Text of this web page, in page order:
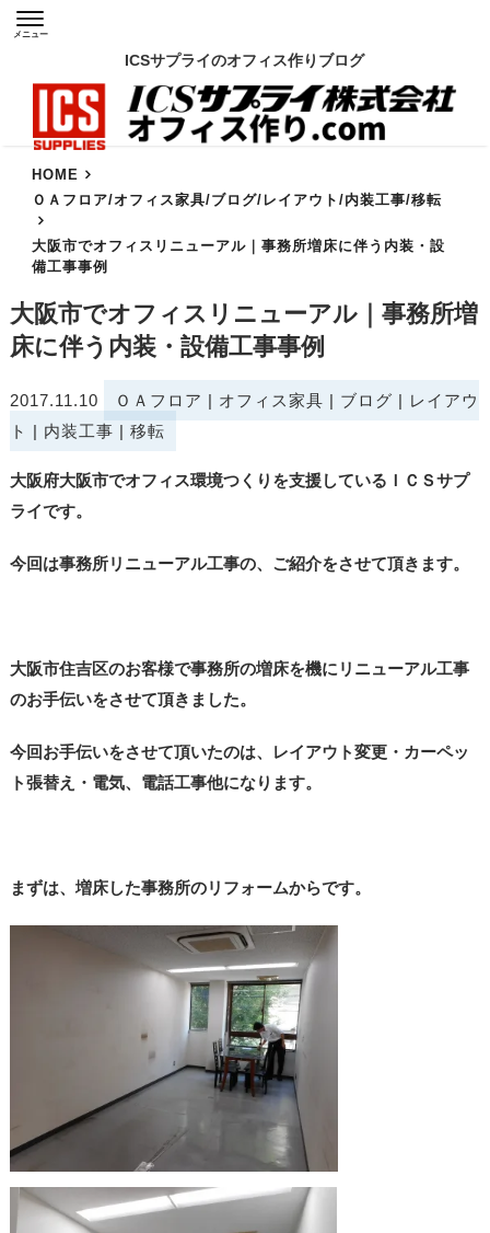
ICSサプライのオフィス作りブログ
メニュー
HOME
ＯＡフロア/オフィス家具/ブログ/ レイアウト /内装工事/移転
大阪市でオフィスリニューアル｜事務所増床に伴う内装・設
備工事事例
大阪市でオフィスリニューアル｜事務所増
床に伴う内装・設備工事事例
2017.11.10 ＯＡフロア | オフィス家具 | ブログ | レイアウ
ト | 内装工事 | 移転
大阪府大阪市でオフィス環境つくりを支援しているＩＣＳサプ
ライです。
今回は事務所リニューアル工事の、ご紹介をさせて頂きます。
大阪市住吉区のお客様で事務所の増床を機にリニューアル工事
のお手伝いをさせて頂きました。
今回お手伝いをさせて頂いたのは、レイアウト変更・カーペッ
ト張替え・電気、電話工事他になります。
まずは、増床した事務所のリフォームからです。